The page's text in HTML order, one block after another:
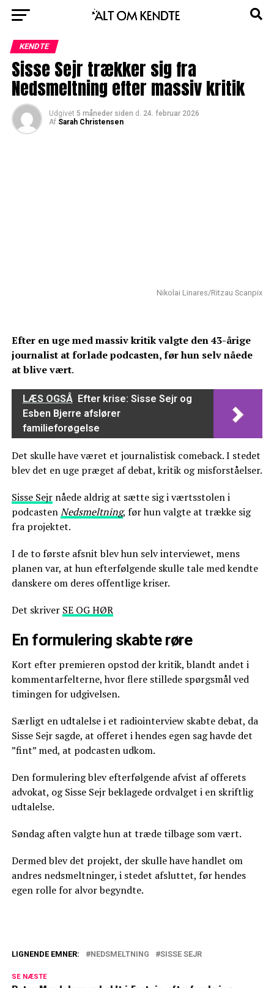
KENDTE
Sisse Sejr trækker sig fra
Nedsmeltning efter massiv kritik
Udgivet 5 måneder siden d. 24. februar 2026
Af Sarah Christensen
Nikolai Linares/Ritzau Scanpix
Efter en uge med massiv kritik valgte den 43-årige
journalist at forlade podcasten, før hun selv nåede
at blive vært.
LÆS OGSÅ Efter krise: Sisse Sejr og
Esben Bjerre afslører
familieforøgelse
Det skulle have været et journalistisk comeback. I stedet
blev det en uge præget af debat, kritik og misforståelser.
Sisse Sejrnåede aldrig at sætte sig i værtsstolen i
podcastenNedsmeltning, før hun valgte at trække sig
fra projektet.
I de to første afsnit blev hun selv interviewet, mens
planen var, at hun efterfølgende skulle tale med kendte
danskere om deres offentlige kriser.
Det skriver SE OG HØR
En formulering skabte røre
Kort efter premieren opstod der kritik, blandt andet i
kommentarfelterne, hvor flere stillede spørgsmål ved
timingen for udgivelsen.
Særligt en udtalelse i et radiointerview skabte debat, da
Sisse Sejr sagde, at offeret i hendes egen sag havde det
”fint” med, at podcasten udkom.
Den formulering blev efterfølgende afvist af offerets
advokat, og Sisse Sejr beklagede ordvalget i en skriftlig
udtalelse.
Søndag aften valgte hun at træde tilbage som vært.
Dermed blev det projekt, der skulle have handlet om
andres nedsmeltninger, i stedet afsluttet, før hendes
egen rolle for alvor begyndte.
nyt i sagen
LIGNENDE EMNER: NEDSMELTNING SISSE SEJR
SE NÆSTE